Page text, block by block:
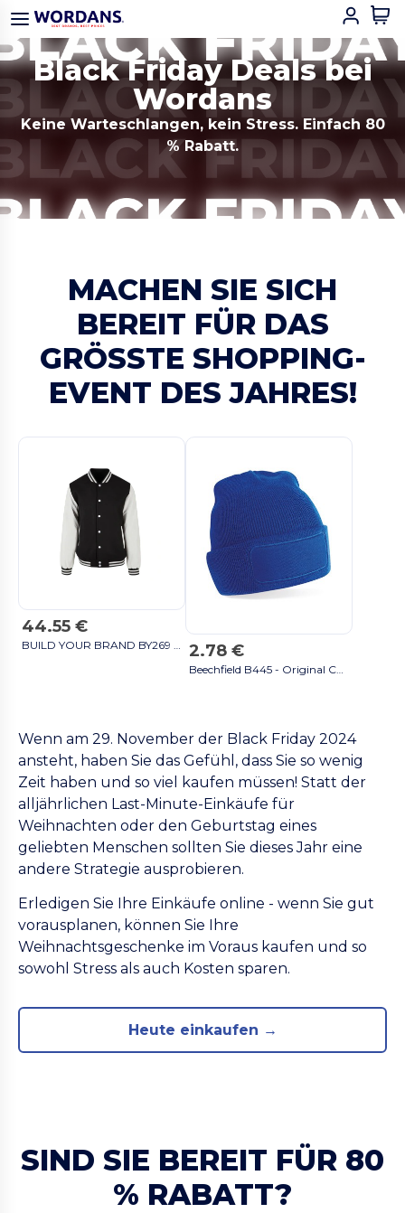
Black Friday Deals bei
Wordans
Keine Warteschlangen, kein Stress. Einfach 80
% Rabatt.
MACHEN SIE SICH
BEREIT FÜR DAS
GRÖSSTE SHOPPING-E
VENT DES JAHRES!
44.55 €
BUILD YOUR BRAND BY269 - Baseballjacke in Kunstleder schwarz / weiß 2.78 €
Wenn am 29. November der Black Friday 2024
ansteht, haben Sie das Gefühl, dass Sie so wenig
Zeit haben und so viel kaufen müssen! Statt der
alljährlichen Last-Minute-Einkäufe für
Weihnachten oder den Geburtstag eines
geliebten Menschen sollten Sie dieses Jahr eine
andere Strategie ausprobieren.
Erledigen Sie Ihre Einkäufe online - wenn Sie gut
vorausplanen, können Sie Ihre
Weihnachtsgeschenke im Voraus kaufen und so
sowohl Stress als auch Kosten sparen.
Heute einkaufen →
SIND SIE BEREIT FÜR 80
% RABATT?